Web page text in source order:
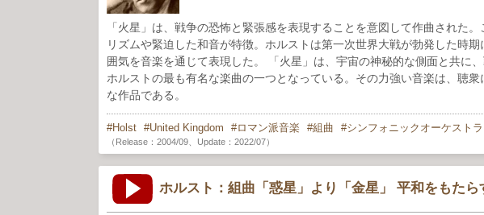
「火星」は、戦争の恐怖と緊張感を表現することを意図して作曲された
リズムや緊迫した和音が特徴。ホルストは第一次世界大戦が勃発した時
囲気を音楽を通じて表現した。 「火星」は、宇宙の神秘的な側面と共に
ホルストの最も有名な楽曲の一つとなっている。その力強い音楽は、聴
な作品である。
Holst United Kingdom ロマン派音楽 組曲 シンフォニックオーケストラ
（Release：2004/09、Update：2022/07）
ホルスト：組曲「惑星」より「金星」 平和をもたら